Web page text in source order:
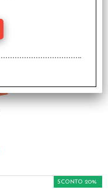
SCONTO 20%